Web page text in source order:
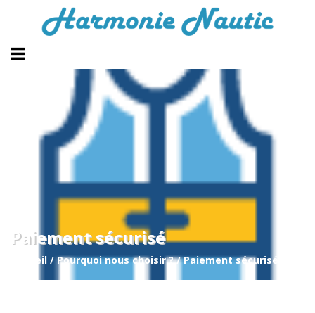
Paiement sécurisé
Accueil /Pourquoi nous choisir ?/Paiement sécurisé